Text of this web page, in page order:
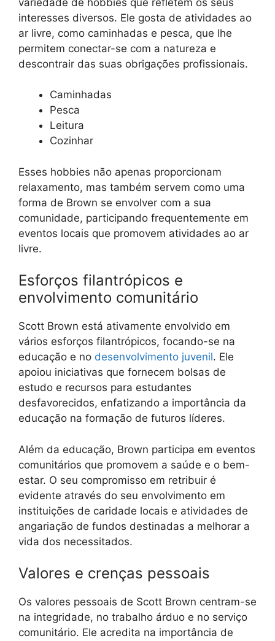
interesses diversos. Ele gosta de atividades ao
ar livre, como caminhadas e pesca, que lhe
permitem conectar-se com a natureza e
descontrair das suas obrigações profissionais.
Caminhadas
Pesca
Leitura
Cozinhar
Esses hobbies não apenas proporcionam
relaxamento, mas também servem como uma
forma de Brown se envolver com a sua
comunidade, participando frequentemente em
eventos locais que promovem atividades ao ar
livre.
Esforços filantrópicos e
envolvimento comunitário
Scott Brown está ativamente envolvido em
vários esforços filantrópicos, focando-se na
educação e no desenvolvimento juvenil. Ele
apoiou iniciativas que fornecem bolsas de
estudo e recursos para estudantes
desfavorecidos, enfatizando a importância da
educação na formação de futuros líderes.
Além da educação, Brown participa em eventos
comunitários que promovem a saúde e o bem-
estar. O seu compromisso em retribuir é
evidente através do seu envolvimento em
instituições de caridade locais e atividades de
angariação de fundos destinadas a melhorar a
vida dos necessitados.
Valores e crenças pessoais
Os valores pessoais de Scott Brown centram-se
na integridade, no trabalho árduo e no serviço
comunitário. Ele acredita na importância de